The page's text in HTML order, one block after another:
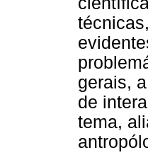
gerais,
de
tema,